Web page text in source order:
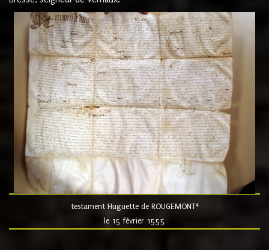
testament Huguette de ROUGEMONT4
le 15 février 1555